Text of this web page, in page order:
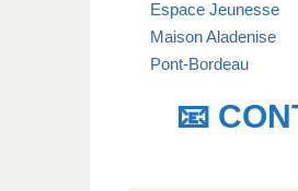
Espace Jeunesse
Maison Aladenise
Pont-Bordeau
📧